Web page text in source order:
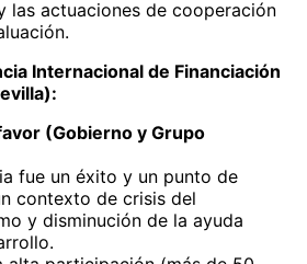
las actuaciones de cooperación
Internacional de Financiación
(Gobierno y Grupo
fue un éxito y un punto de
contexto de crisis del
y disminución de la ayuda